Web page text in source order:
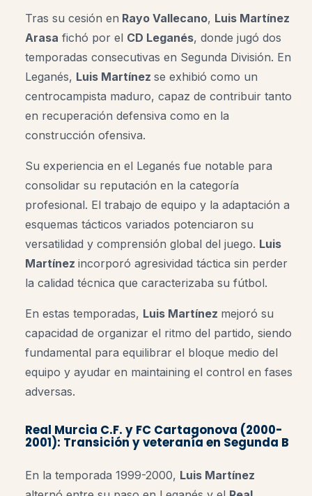
Tras su cesión en Rayo Vallecano, Luis Martínez
Arasa fichó por el CD Leganés, donde jugó dos
temporadas consecutivas en Segunda División. En
Leganés, Luis Martínez se exhibió como un
centrocampista maduro, capaz de contribuir tanto
en recuperación defensiva como en la
construcción ofensiva.
Su experiencia en el Leganés fue notable para
consolidar su reputación en la categoría
profesional. El trabajo de equipo y la adaptación a
esquemas tácticos variados potenciaron su
versatilidad y comprensión global del juego. Luis
Martínez incorporó agresividad táctica sin perder
la calidad técnica que caracterizaba su fútbol.
En estas temporadas, Luis Martínez mejoró su
capacidad de organizar el ritmo del partido, siendo
fundamental para equilibrar el bloque medio del
equipo y ayudar en maintaining el control en fases
adversas.
Real Murcia C.F. y FC Cartagonova (2000-
2001): Transición y veteranía en Segunda B
En la temporada 1999-2000, Luis Martínez